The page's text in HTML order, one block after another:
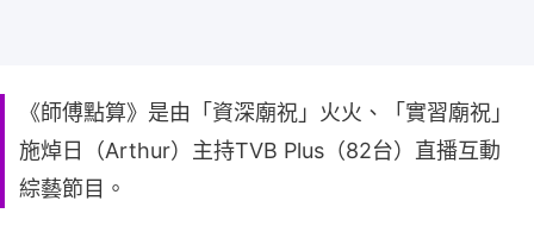
《師傅點算》是由「資深廟祝」火火、「實習廟祝」
施焯日（Arthur）主持TVB Plus（82台）直播互動
綜藝節目。